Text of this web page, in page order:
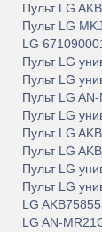
Пульт LG
Пульт LG
LG
Пульт LG
Пульт LG
Пульт LG
Пульт LG
Пульт LG
Пульт LG
Пульт LG
Пульт LG
LG
LG AN-